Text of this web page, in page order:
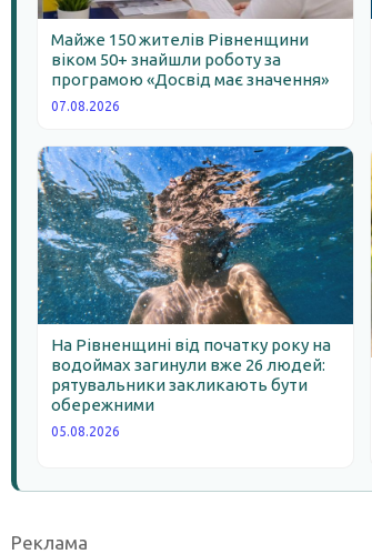
Майже 150 жителів Рівненщини
віком 50+ знайшли роботу за
програмою «Досвід має значення»
07.08.2026
На Рівненщині від початку року на
водоймах загинули вже 26 людей:
рятувальники закликають бути
обережними
05.08.2026
Реклама